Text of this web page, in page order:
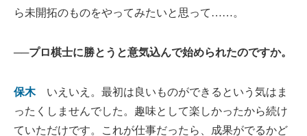
ら未開拓のものをやってみたいと思って……。
──プロ棋士に勝とうと意気込んで始められたのですか。
保木いえいえ。最初は良いものができるという気はま
ったくしませんでした。趣味として楽しかったから続け
ていただけです。これが仕事だったら、成果がでるかど